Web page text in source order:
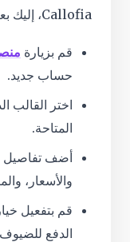
Callofia، إليك بعض الخطوات العملية:
قم بزيارة
حساب جديد.
اختر القالب
المتاحة.
أضف تفاصيل
والأسعار،
قم بتفعيل
الدفع